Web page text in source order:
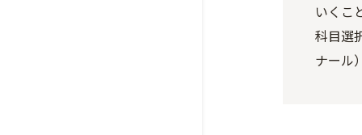
いくこ
科目選
ナール